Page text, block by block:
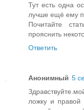
Тут есть одна
лучше ещё ему
Почитайте
прояснить
Ответить
Анонимный 5
ложку и правой